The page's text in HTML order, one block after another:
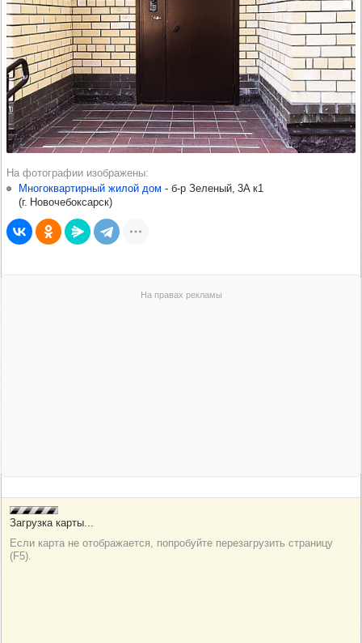
На фотографии изображены
Многоквартирный жилой дом -​ б‑р Зеленый, 3А к1
(г. Новочебоксарск)